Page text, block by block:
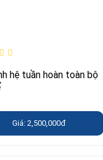
hệ tuần hoàn toàn bộ
Giá: 2,500,000đ